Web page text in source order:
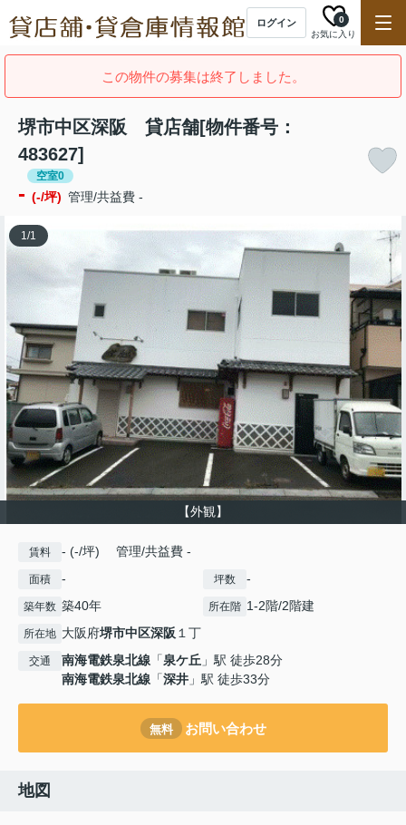
ログイン
お気に入り
0
この物件の募集は終了しました。
堺市中区深阪 貸店舗[物件番号：
483627]
空室0
- (-/坪) 管理/共益費 -
【外観】
1/1
賃料 - (-/坪) 管理/共益費 -
面積 - 坪数 -
築年数 築40年 所在階 1-2階/2階建
所在地 大阪府堺市中区深阪 １丁
交通 南海電鉄泉北線 「泉ケ丘 」駅 徒歩28分
南海電鉄泉北線 「深井 」駅 徒歩33分
無料 お問い合わせ
地図